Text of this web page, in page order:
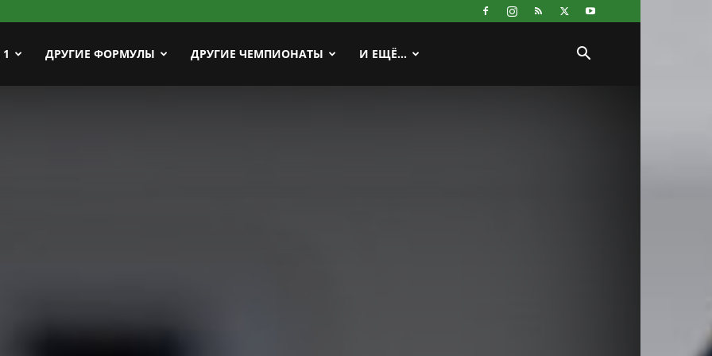
ДРУГИЕ ФОРМУЛЫ ДРУГИЕ ЧЕМПИОНАТЫ И ЕЩЁ…